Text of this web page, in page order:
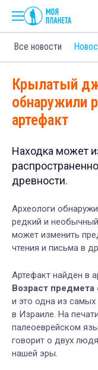
Все новости
Крылатый
обнаружили
артефакт
Находка может
древности.
Археологи
редкий и
может изменить
чтения и письма в
Артефакт найден в
Возраст предмета
и это одна из
в Израиле. На
палеоеврейском
говорит о двух
нашей эры.